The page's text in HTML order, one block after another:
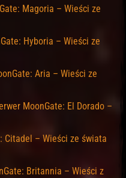
Magoria – Wieści ze
Hyboria – Wieści ze
Aria – Wieści ze
MoonGate: El Dorado –
Citadel – Wieści ze świata
Britannia – Wieści z